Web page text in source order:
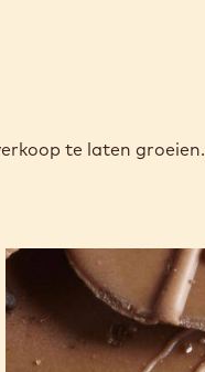
te laten groeien.
Mokka
fine